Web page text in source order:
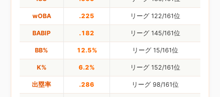
wOBA .225 リーグ 122/161位
BABIP .182 リーグ 145/161位
BB% 12.5% リーグ 15/161位
K% 6.2% リーグ 152/161位
出塁率 .286 リーグ 98/161位